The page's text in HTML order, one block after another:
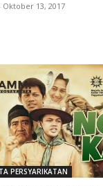
- Oktober 13, 2017
PERSYARIKATAN